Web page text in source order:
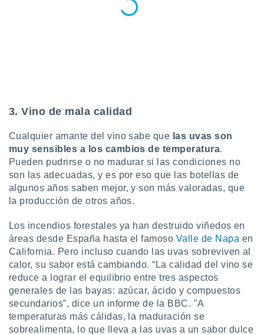
3. Vino de mala calidad
Cualquier amante del vino sabe que las uvas son
muy sensibles a los cambios de temperatura.
Pueden pudrirse o no madurar si las condiciones no
son las adecuadas, y es por eso que las botellas de
algunos años saben mejor, y son más valoradas, que
la producción de otros años.
Los incendios forestales ya han destruido viñedos en
áreas desde España hasta el famoso Valle de Napa en
California. Pero incluso cuando las uvas sobreviven al
calor, su sabor está cambiando. “La calidad del vino se
reduce a lograr el equilibrio entre tres aspectos
generales de las bayas: azúcar, ácido y compuestos
secundarios”, dice un informe de la BBC. "A
temperaturas más cálidas, la maduración se
sobrealimenta, lo que lleva a las uvas a un sabor dulce